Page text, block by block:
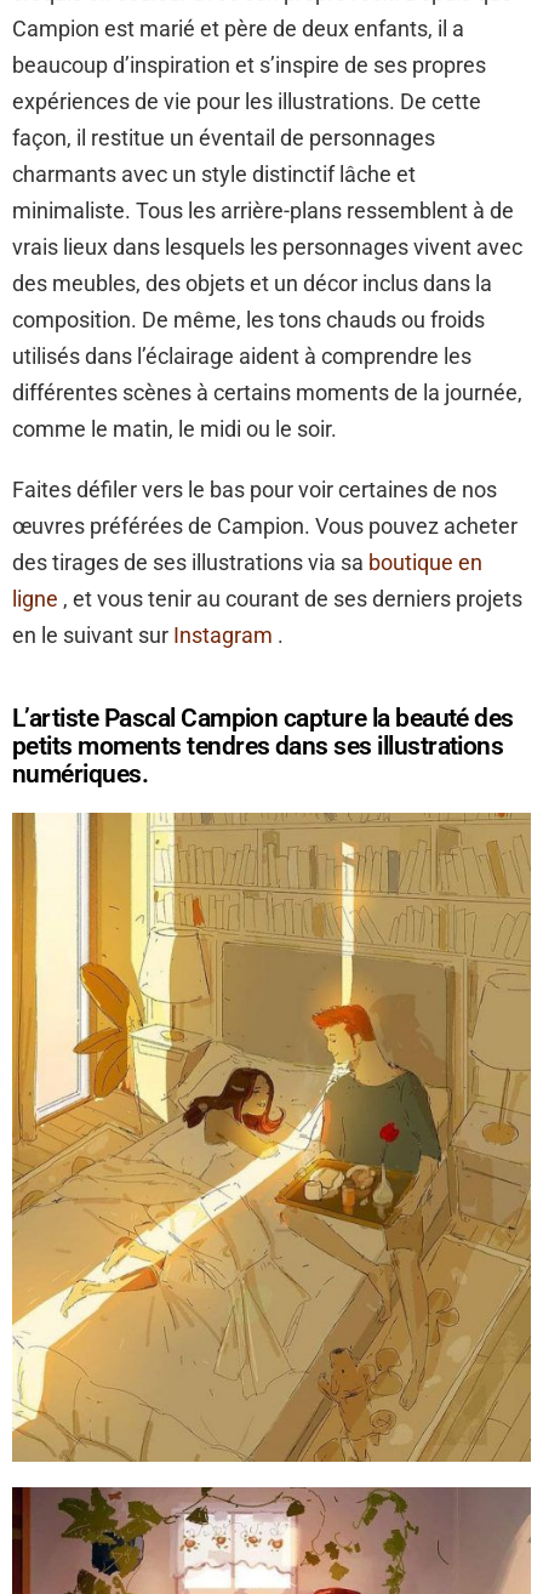
Campion est marié et père de deux enfants, il a
beaucoup d’inspiration et s’inspire de ses propres
expériences de vie pour les illustrations. De cette
façon, il restitue un éventail de personnages
charmants avec un style distinctif lâche et
minimaliste. Tous les arrière-plans ressemblent à de
vrais lieux dans lesquels les personnages vivent avec
des meubles, des objets et un décor inclus dans la
composition. De même, les tons chauds ou froids
utilisés dans l’éclairage aident à comprendre les
différentes scènes à certains moments de la journée,
comme le matin, le midi ou le soir.
Faites défiler vers le bas pour voir certaines de nos
œuvres préférées de Campion. Vous pouvez acheter
des tirages de ses illustrations via sa boutique en
ligne , et vous tenir au courant de ses derniers projets
en le suivant sur Instagram .
L’artiste Pascal Campion capture la beauté des
petits moments tendres dans ses illustrations
numériques.